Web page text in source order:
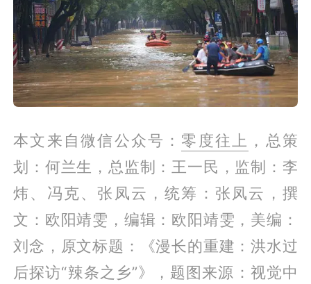
本文来自微信公众号： 零度往上 ，总策
划：何兰生，总监制：王一民，监制：李
炜、冯克、张凤云，统筹：张凤云，撰
文：欧阳靖雯，编辑：欧阳靖雯，美编：
刘念，原文标题：《漫长的重建：洪水过
后探访“辣条之乡”》，题图来源：视觉中